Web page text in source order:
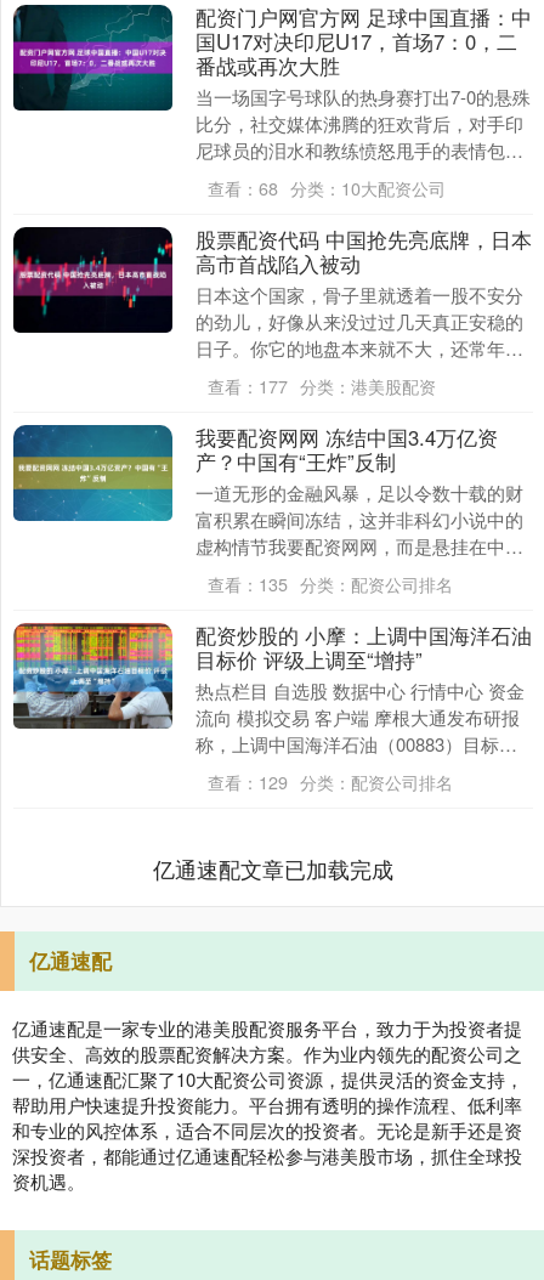
配资门户网官方网 足球中国直播：中
国U17对决印尼U17，首场7：0，二
番战或再次大胜
当一场国字号球队的热身赛打出7-0的悬殊
比分，社交媒体沸腾的狂欢背后，对手印
尼球员的泪水和教练愤怒甩手的表情包悄
然出圈。 四天前，中国U17在印尼客场用
一场血腥....
查看： 68 分类： 10大配资公司
股票配资代码 中国抢先亮底牌，日本
高市首战陷入被动
日本这个国家，骨子里就透着一股不安分
的劲儿，好像从来没过过几天真正安稳的
日子。你它的地盘本来就不大，还常年跟
地震、海啸这些天灾打照面，搞得人心里
总有种空落落的危....
查看： 177 分类： 港美股配资
我要配资网网 冻结中国3.4万亿资
产？中国有“王炸”反制
一道无形的金融风暴，足以令数十载的财
富积累在瞬间冻结，这并非科幻小说中的
虚构情节我要配资网网，而是悬挂在中国
3.2万亿美元海外资产之上的现实隐患。
若台海局势突....
查看： 135 分类： 配资公司排名
配资炒股的 小摩：上调中国海洋石油
目标价 评级上调至“增持”
热点栏目 自选股 数据中心 行情中心 资金
流向 模拟交易 客户端 摩根大通发布研报
称，上调中国海洋石油（00883）目标价
至23港元，A股目标价至30元人民币，....
查看： 129 分类： 配资公司排名
亿通速配文章已加载完成
亿通速配
亿通速配是一家专业的港美股配资服务平台，致力于为投资者提
供安全、高效的股票配资解决方案。作为业内领先的配资公司之
一，亿通速配汇聚了10大配资公司资源，提供灵活的资金支持，
帮助用户快速提升投资能力。平台拥有透明的操作流程、低利率
和专业的风控体系，适合不同层次的投资者。无论是新手还是资
深投资者，都能通过亿通速配轻松参与港美股市场，抓住全球投
资机遇。
话题标签